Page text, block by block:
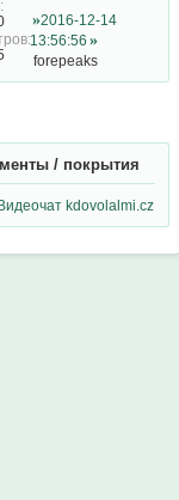
2016-12-14
13:56:56
forepeaks
/ покрытия
kdovolalmi.cz